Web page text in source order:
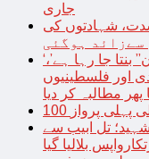
جاری
شہادتوں کی
‘کوئی محفوظ نہیں، غزہ “بچوں کا قبرستان” بنتا جا رہا ہے’،
اور فلسطینیوں
مطالبہ کر دیا
پہلی پرواز
فلسطینی شہید؛ تل ابیب سے
بلالیا گیا